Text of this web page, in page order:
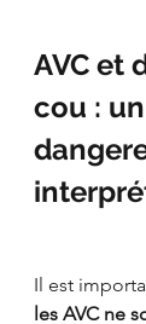
AVC et
cou :
Il est
les AVC ne